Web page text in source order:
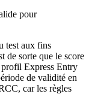
pour
test aux fins
de sorte que le score
profil Express Entry
de validité en
car les règles